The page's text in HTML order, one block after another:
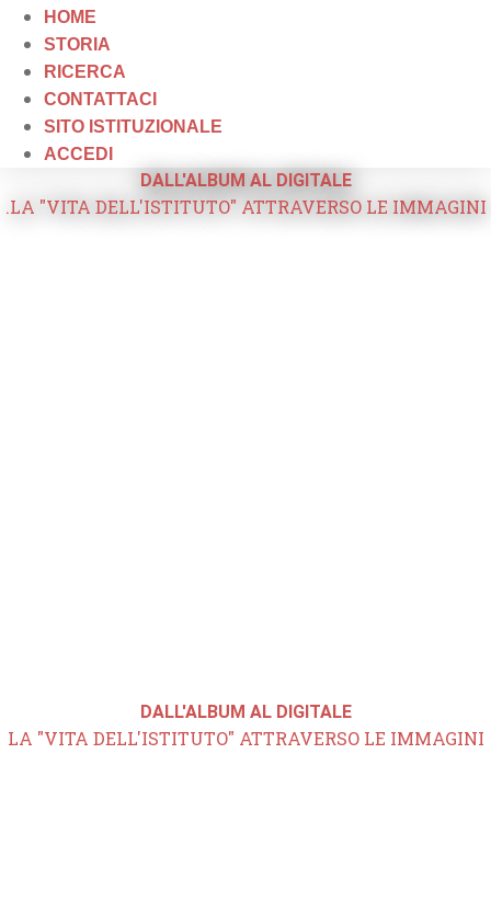
HOME
STORIA
RICERCA
CONTATTACI
SITO ISTITUZIONALE
ACCEDI
DALL'ALBUM AL DIGITALE
.LA "VITA DELL'ISTITUTO" ATTRAVERSO LE IMMAGINI
DALL'ALBUM AL DIGITALE
LA "VITA DELL'ISTITUTO" ATTRAVERSO LE IMMAGINI